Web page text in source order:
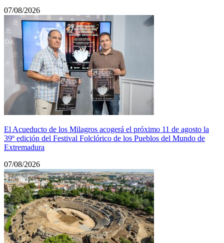
07/08/2026
El Acueducto de los Milagros acogerá el próximo 11 de agosto la
39º edición del Festival Folclórico de los Pueblos del Mundo de
Extremadura
07/08/2026